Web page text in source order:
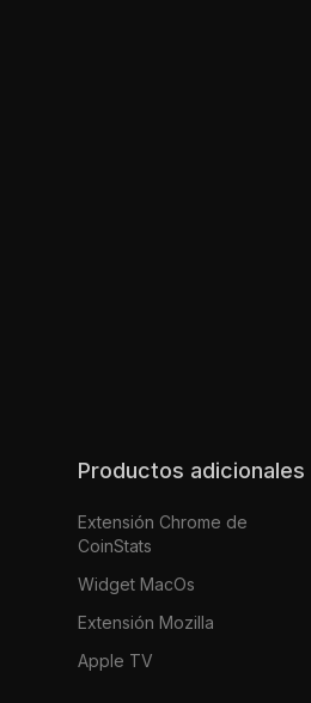
Productos adicionales
Extensión Chrome de
CoinStats
Widget MacOs
Extensión Mozilla
Apple TV